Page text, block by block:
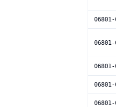
06801-
06801-
06801-
06801-
06801-